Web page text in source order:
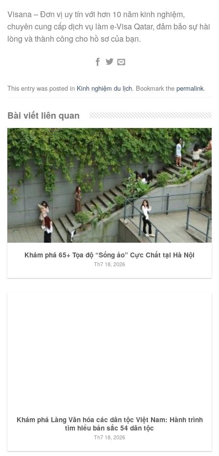
Visana – Đơn vị uy tín với hơn 10 năm kinh nghiệm,
chuyên cung cấp dịch vụ làm e-Visa Qatar, đảm bảo sự hài
lòng và thành công cho hồ sơ của bạn.
This entry was posted in Kinh nghiệm du lịch. Bookmark the permalink.
Bài viết liên quan
Khám phá 65+ Tọa độ “Sống ảo” Cực Chất tại Hà Nội
Th7 18, 2026
Khám phá Làng Văn hóa các dân tộc Việt Nam: Hành trình
tìm hiểu bản sắc 54 dân tộc
Th7 18, 2026